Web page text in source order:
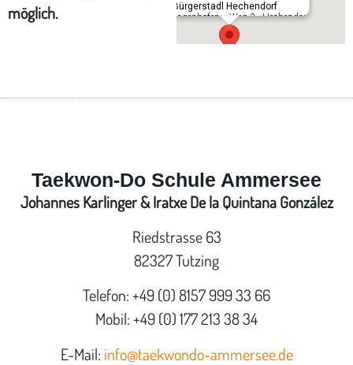
möglich.
Im Bürgerstadl Hechendorf
Schlagenhofener Weg 3 - Hechendorf
Taekwon-Do Schule Ammersee
Johannes Karlinger & Iratxe De la Quintana González
Riedstrasse 63
82327 Tutzing
Telefon: +49 (0) 8157 999 33 66
Mobil: +49 (0) 177 213 38 34
E-Mail: info@taekwondo-ammersee.de